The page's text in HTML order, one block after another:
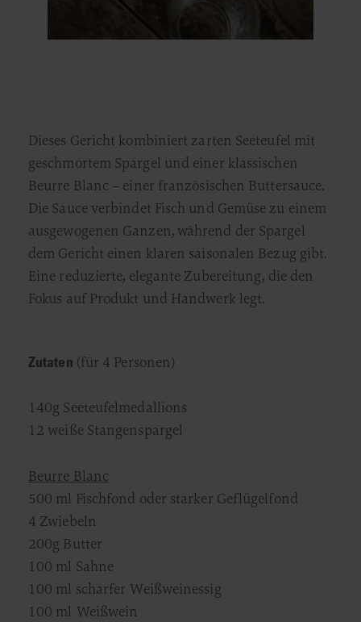
Dieses Gericht kombiniert zarten Seeteufel mit
geschmortem Spargel und einer klassischen
Beurre Blanc – einer französischen Buttersauce.
Die Sauce verbindet Fisch und Gemüse zu einem
ausgewogenen Ganzen, während der Spargel
dem Gericht einen klaren saisonalen Bezug gibt.
Eine reduzierte, elegante Zubereitung, die den
Fokus auf Produkt und Handwerk legt.
Zutaten (für 4 Personen)
140g Seeteufelmedallions
12 weiße Stangenspargel
Beurre Blanc
500 ml Fischfond oder starker Geflügelfond
4 Zwiebeln
200g Butter
100 ml Sahne
100 ml scharfer Weißweinessig
100 ml Weißwein